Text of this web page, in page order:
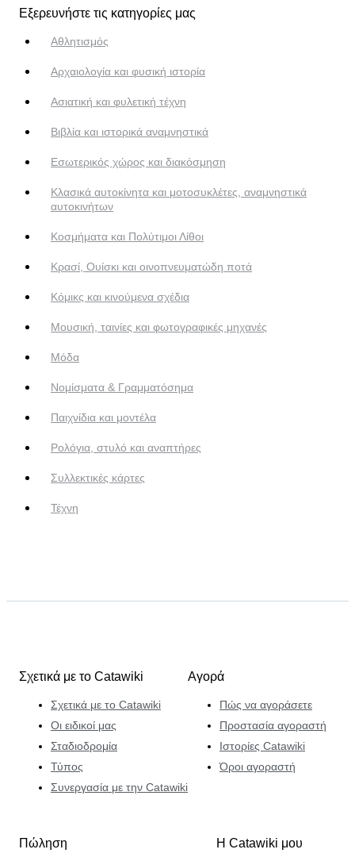
Εξερευνήστε τις κατηγορίες μας
Αθλητισμός
Αρχαιολογία και φυσική ιστορία
Ασιατική και φυλετική τέχνη
Βιβλία και ιστορικά αναμνηστικά
Εσωτερικός χώρος και διακόσμηση
Κλασικά αυτοκίνητα και μοτοσυκλέτες, αναμνηστικά
αυτοκινήτων
Κοσμήματα και Πολύτιμοι Λίθοι
Κρασί, Ουίσκι και οινοπνευματώδη ποτά
Κόμικς και κινούμενα σχέδια
Μουσική, ταινίες και φωτογραφικές μηχανές
Μόδα
Νομίσματα & Γραμματόσημα
Παιχνίδια και μοντέλα
Ρολόγια, στυλό και αναπτήρες
Συλλεκτικές κάρτες
Τέχνη
Σχετικά με το Catawiki
Σχετικά με το Catawiki
Οι ειδικοί μας
Σταδιοδρομία
Τύπος
Συνεργασία με την Catawiki
Αγορά
Πώς να αγοράσετε
Προστασία αγοραστή
Ιστορίες Catawiki
Όροι αγοραστή
Πώληση Η Catawiki μου